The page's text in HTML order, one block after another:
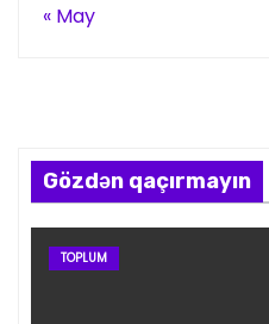
« May
Gözdən qaçırmayın
TOPLUM